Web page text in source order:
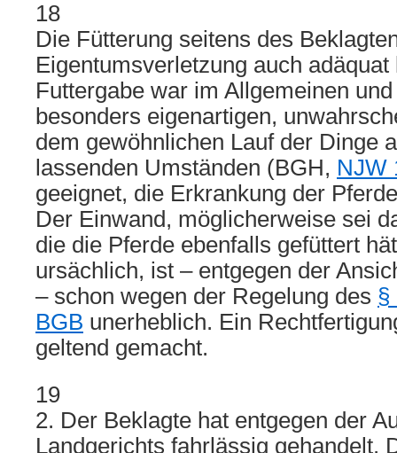
18
Die Fütterung seitens des
Eigentumsverletzung auch
Futtergabe war im Allgemeinen
besonders eigenartigen,
dem gewöhnlichen Lauf der Dinge
lassenden Umständen (BGH, NJW
geeignet, die Erkrankung der
Der Einwand, möglicherweise sei
die die Pferde ebenfalls gefüttert
ursächlich, ist – entgegen der
– schon wegen der Regelung des §
BGB unerheblich. Ein
geltend gemacht.
19
2. Der Beklagte hat entgegen der
Landgerichts fahrlässig gehandelt.